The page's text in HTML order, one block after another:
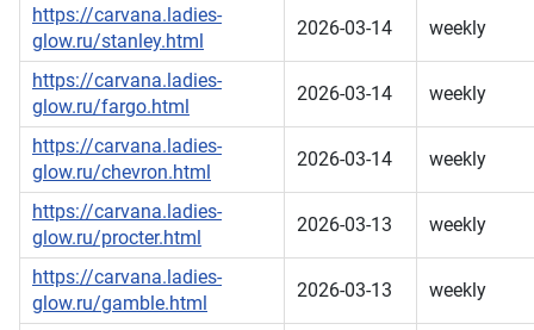
https://carvana.ladies-
glow.ru/stanley.html
2026-03-14 weekly
https://carvana.ladies-
glow.ru/fargo.html
2026-03-14 weekly
https://carvana.ladies-
glow.ru/chevron.html
2026-03-14 weekly
https://carvana.ladies-
glow.ru/procter.html
2026-03-13 weekly
https://carvana.ladies-
glow.ru/gamble.html
2026-03-13 weekly